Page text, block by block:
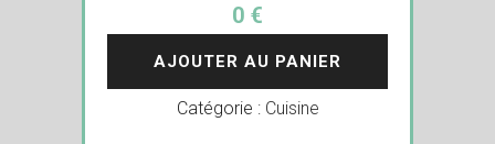
0 €
AJOUTER AU PANIER
Catégorie : Cuisine